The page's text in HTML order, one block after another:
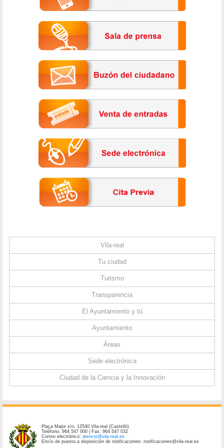
Vila-real
Tu ciudad
Turismo
Transparencia
El Ayuntamiento y tú
Ayuntamiento
Áreas
Sede electrónica
Ciudad de la Ciencia y la Innovación
Plaça Major s/n. 12540 Vila-real (Castelló)
Teléfono: 964 547 000 | Fax: 964 547 032
Correo electrónico:atencio@vila-real.es
Envío de puesta a disposición de notificaciones: notificaciones@vila-real.es